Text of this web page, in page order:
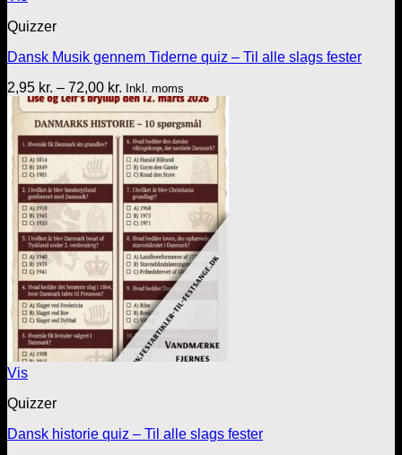
Quizzer
Dansk Musik gennem Tiderne quiz – Til alle slags fester
2,95 kr. – 72,00 kr. Prisinterval:
2,95 kr.
til
72,00 kr.
Inkl. moms
Vis
Quizzer
Dansk historie quiz – Til alle slags fester